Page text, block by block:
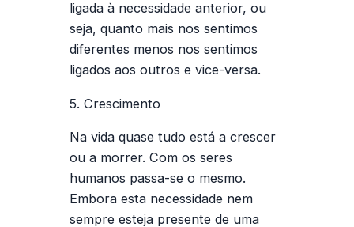
ligada à necessidade anterior, ou
seja, quanto mais nos sentimos
diferentes menos nos sentimos
ligados aos outros e vice-versa.
5. Crescimento
Na vida quase tudo está a crescer
ou a morrer. Com os seres
humanos passa-se o mesmo.
Embora esta necessidade nem
sempre esteja presente de uma